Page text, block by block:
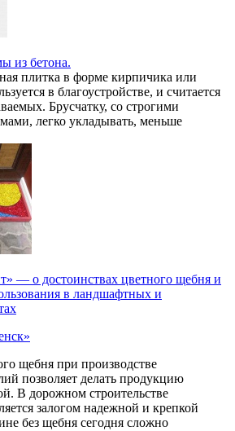
из бетона.
плитка в форме кирпичика или
в благоустройстве, и считается
Брусчатку, со строгими
легко укладывать, меньше
— о достоинствах цветного щебня и
в ландшафтных и
щебня при производстве
позволяет делать продукцию
В дорожном строительстве
залогом надежной и крепкой
без щебня сегодня сложно